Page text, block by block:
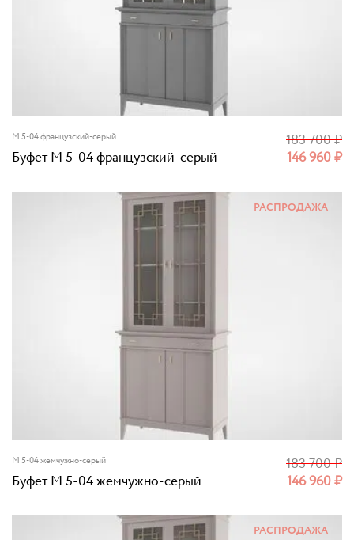
M 5-04 французский-серый
Буфет M 5-04 французский-серый 146 960₽
183 700₽
M 5-04 жемчужно-серый
Буфет M 5-04 жемчужно-серый 146 960₽
183 700₽
РАСПРОДАЖА
РАСПРОДАЖА